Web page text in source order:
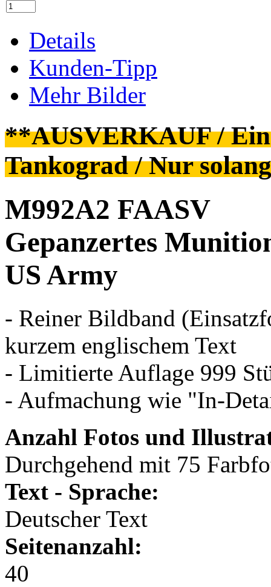
Details
Kunden-Tipp
Mehr Bilder
**AUSVERKAUF /
Tankograd / Nur
M992A2 FAASV
Gepanzertes
US Army
- Reiner Bildband
kurzem englischem Text
- Limitierte Auflage 999
- Aufmachung wie "In-
Anzahl Fotos und
Durchgehend mit 75
Text - Sprache:
Deutscher Text
Seitenanzahl:
40